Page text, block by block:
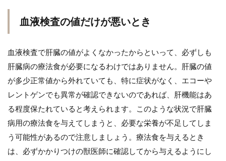
血液検査の値だけが悪いとき
血液検査で肝臓の値がよくなかったからといって、必ずしも
肝臓病の療法食が必要になるわけではありません。肝臓の値
が多少正常値から外れていても、特に症状がなく、エコーや
レントゲンでも異常が確認できないのであれば、肝機能はあ
る程度保たれていると考えられます。このような状況で肝臓
病用の療法食を与えてしまうと、必要な栄養が不足してしま
う可能性があるので注意しましょう。療法食を与えるとき
は、必ずかかりつけの獣医師に確認してから与えるようにし